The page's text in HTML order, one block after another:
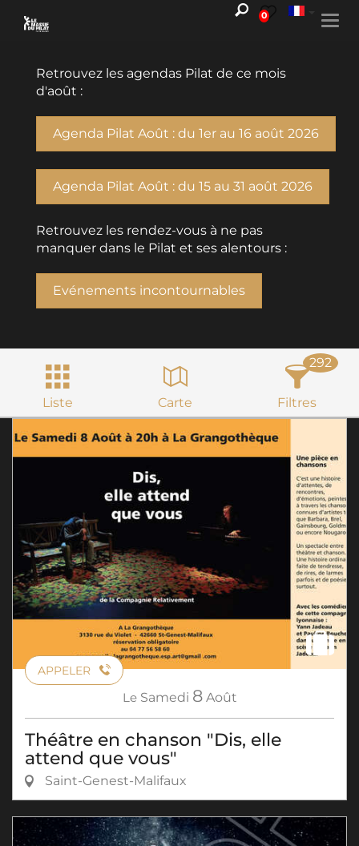
0
Retrouvez les agendas Pilat de ce mois
d'août :
Agenda Pilat Août : du 1er au 16 août 2026
Agenda Pilat Août : du 15 au 31 août 2026
Retrouvez les rendez-vous à ne pas
manquer dans le Pilat et ses alentours :
Evénements incontournables
Liste Carte Filtres
292
APPELER
Le Samedi 8 Août
Théâtre en chanson "Dis, elle
attend que vous"
Saint-Genest-Malifaux